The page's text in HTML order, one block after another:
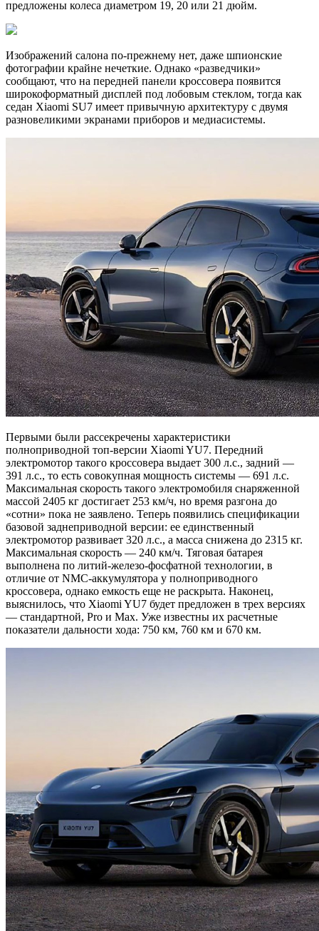
предложены колеса диаметром 19, 20 или 21 дюйм.
Изображений салона по-прежнему нет, даже шпионские
фотографии крайне нечеткие. Однако «разведчики»
сообщают, что на передней панели кроссовера появится
широкоформатный дисплей под лобовым стеклом, тогда как
седан Xiaomi SU7 имеет привычную архитектуру с двумя
разновеликими экранами приборов и медиасистемы.
Первыми были рассекречены характеристики
полноприводной топ-версии Xiaomi YU7. Передний
электромотор такого кроссовера выдает 300 л.с., задний —
391 л.с., то есть совокупная мощность системы — 691 л.с.
Максимальная скорость такого электромобиля снаряженной
массой 2405 кг достигает 253 км/ч, но время разгона до
«сотни» пока не заявлено. Теперь появились спецификации
базовой заднеприводной версии: ее единственный
электромотор развивает 320 л.с., а масса снижена до 2315 кг.
Максимальная скорость — 240 км/ч. Тяговая батарея
выполнена по литий-железо-фосфатной технологии, в
отличие от NMC-аккумулятора у полноприводного
кроссовера, однако емкость еще не раскрыта. Наконец,
выяснилось, что Xiaomi YU7 будет предложен в трех версиях
— стандартной, Pro и Max. Уже известны их расчетные
показатели дальности хода: 750 км, 760 км и 670 км.